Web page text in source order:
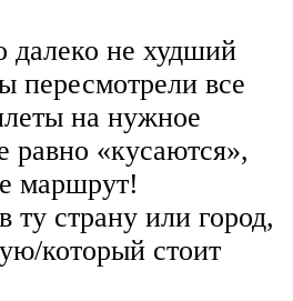
далеко не худший
пересмотрели все
на нужное
равно «кусаются»,
маршрут!
ту страну или город,
который стоит